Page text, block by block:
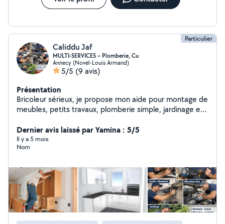
BOSCH, MAKITA, DEWALT, STANLEY, MAGNUSSON,
votre confiance.
Particulier
Caliddu Jaf
MULTI-SERVICES – Plomberie, Cu
Annecy (Novel-Louis Armand)
5/5 (9 avis)
Présentation
Bricoleur sérieux, je propose mon aide pour montage de
meubles, petits travaux, plomberie simple, jardinage et
Dernier avis laissé par Yamina : 5/5
Il y a 5 mois
Nom